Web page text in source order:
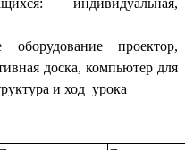
индивидуальная,
оборудование проектор,
доска, компьютер для
и ход урока